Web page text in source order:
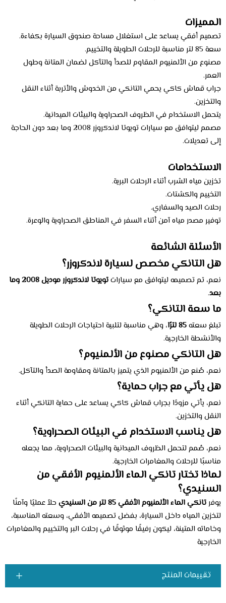
المميزات
تصميم أفقي يساعد على استغلال مساحة صندوق السيارة بكفاءة.
سعة 85 لتر مناسبة للرحلات الطويلة والتخييم.
مصنوع من الألمنيوم المقاوم للصدأ والتآكل لضمان المتانة وطول
العمر.
جراب قماش كاكي يحمي التانكي من الخدوش والأتربة أثناء النقل
والتخزين.
يتحمل الاستخدام في الظروف الصحراوية والبيئات الميدانية.
مصمم ليتوافق مع سيارات تويوتا لاندكروزر 2008 وما بعد دون الحاجة
إلى تعديلات.
الاستخدامات
تخزين مياه الشرب أثناء الرحلات البرية.
التخييم والكشتات.
رحلات الصيد والسفاري.
توفير مصدر مياه آمن أثناء السفر في المناطق الصحراوية والوعرة.
الأسئلة الشائعة
هل التانكي مخصص لسيارة لاندكروزر؟
نعم، تم تصميمه ليتوافق مع سيارات
تويوتا لاندكروزر موديل 2008 وما
بعد.
ما سعة التانكي؟
تبلغ سعته85 لترًا
، وهي مناسبة لتلبية احتياجات الرحلات الطويلة
والأنشطة الخارجية.
هل التانكي مصنوع من الألمنيوم؟
نعم، صُنع من الألمنيوم الذي يتميز بالمتانة ومقاومة الصدأ والتآكل.
هل يأتي مع جراب حماية؟
نعم، يأتي مزودًا بجراب قماش كاكي يساعد على حماية التانكي أثناء
النقل والتخزين.
هل يناسب الاستخدام في البيئات الصحراوية؟
نعم، صُمم لتحمل الظروف الميدانية والبيئات الصحراوية، مما يجعله
مناسبًا للرحلات والمغامرات الخارجية.
لماذا تختار تانكي الماء الألمنيوم الأفقي من
السنيدي؟
يوفر تانكي الماء الألمنيوم الأفقي 85 لتر من السنيدي
حلاً عمليًا وآمنًا
لتخزين المياه داخل السيارة، بفضل تصميمه الأفقي، وسعته المناسبة،
وخاماته المتينة، ليكون رفيقًا موثوقًا في رحلات البر والتخييم والمغامرات
الخارجية
تقييمات المنتج